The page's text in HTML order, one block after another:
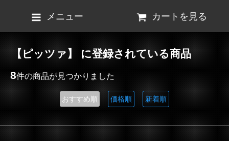
メニュー カートを見る
【ピッツァ】 に登録されている商品
8件の商品が見つかりました
おすすめ順 価格順 新着順